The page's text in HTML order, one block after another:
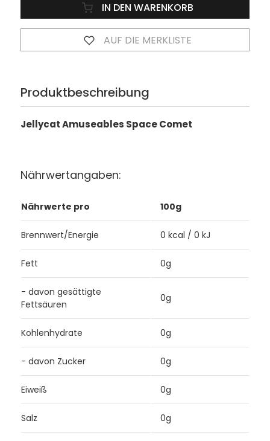
IN DEN WARENKORB
AUF DIE MERKLISTE
Produktbeschreibung
Jellycat Amuseables Space Comet
Nährwertangaben:
Nährwerte pro 100g
Brennwert/Energie 0 kcal / 0 kJ
Fett 0g
- davon gesättigte
Fettsäuren
0g
Kohlenhydrate 0g
- davon Zucker 0g
Eiweiß 0g
Salz 0g